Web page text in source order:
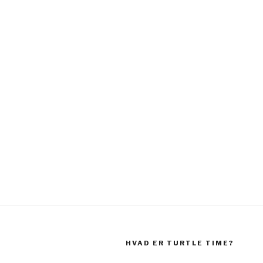
HVAD ER TURTLE TIME?